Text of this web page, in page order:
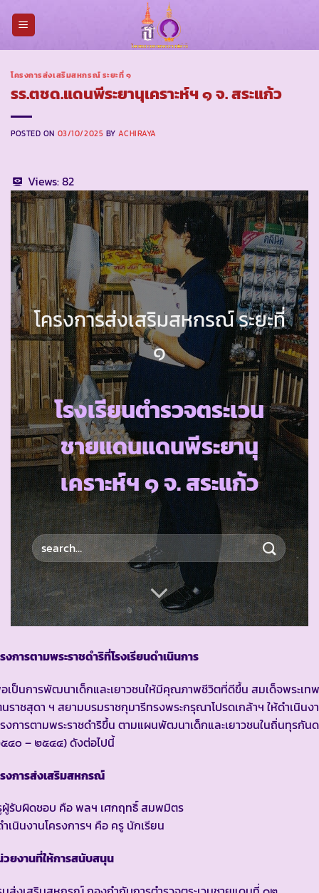
โครงการส่งเสริมสหกรณ์ ระยะที่ ๑
รร.ตชด.แดนพีระยานุเคราะห์ฯ ๑ จ. สระแก้ว
POSTED ON 03/10/2025 BYACHIRAYA
Views:82
โครงการส่งเสริมสหกรณ์ ระยะที่
๑
โรงเรียนตำรวจตระเวน
ชายแดนแดนพีระยานุ
เคราะห์ฯ ๑ จ. สระแก้ว
งการตามพระราชดำริที่โรงเรียนดำเนินการ
เป็นการพัฒนาเด็กและเยาวชนให้มีคุณภาพชีวิตที่ดีขึ้น สมเด็จพระเทพ
ราชสุดา ฯ สยามบรมราชกุมารีทรงพระกรุณาโปรดเกล้าฯ ให้ดำเนินง
งการตามพระราชดำริขึ้น ตามแผนพัฒนาเด็กและเยาวชนในถิ่นทุรกัน
๔๐ – ๒๕๔๔) ดังต่อไปนี้
งการส่งเสริมสหกรณ์
รับผิดชอบ คือ พลฯ เศกฤทธิ์ สมพมิตร
เนินงานโครงการฯ คือ ครู นักเรียน
ยงานที่ให้การสนับสนุน